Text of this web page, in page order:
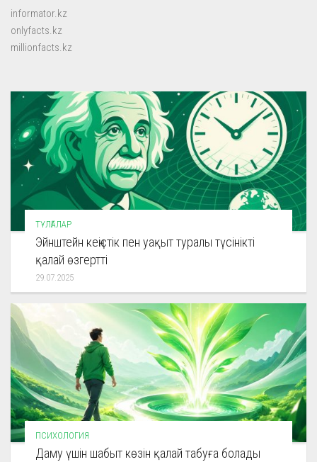
informator.kz
onlyfacts.kz
millionfacts.kz
ТҰЛҒАЛАР
Эйнштейн кеңістік пен уақыт туралы түсінікті
қалай өзгертті
29.07.2025
ПСИХОЛОГИЯ
Даму үшін шабыт көзін қалай табуға болады